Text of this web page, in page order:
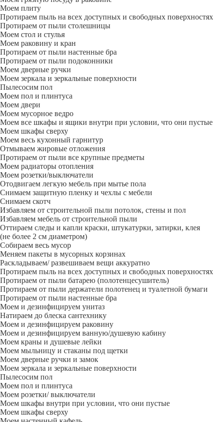
Моем плиту
Протираем пыль на всех доступных и свободных поверхностях
Протираем от пыли столешницы
Моем стол и стулья
Моем раковину и кран
Протираем от пыли настенные бра
Протираем от пыли подоконники
Моем дверные ручки
Моем зеркала и зеркальные поверхности
Пылесосим пол
Моем пол и плинтуса
Моем двери
Моем мусорное ведро
Моем все шкафы и ящики внутри при условии, что они пустые
Моем шкафы сверху
Моем весь кухонный гарнитур
Отмываем жировые отложения
Протираем от пыли все крупные предметы
Моем радиаторы отопления
Моем розетки/выключатели
Отодвигаем легкую мебель при мытье пола
Снимаем защитную пленку и чехлы с мебели
Снимаем скотч
Избавляем от строительной пыли потолок, стены и пол
Избавляем мебель от строительной пыли
Оттираем следы и капли краски, штукатурки, затирки, клея
(не более 2 см диаметром)
Собираем весь мусор
Меняем пакеты в мусорных корзинах
Раскладываем/ развешиваем вещи аккуратно
Протираем пыль на всех доступных и свободных поверхностях
Протираем от пыли батарею (полотенцесушитель)
Протираем от пыли держатели полотенец и туалетной бумаги
Протираем от пыли настенные бра
Моем и дезинфицируем унитаз
Натираем до блеска сантехнику
Моем и дезинфицируем раковину
Моем и дезинфицируем ванную/душевую кабину
Моем краны и душевые лейки
Моем мыльницу и стаканы под щетки
Моем дверные ручки и замок
Моем зеркала и зеркальные поверхности
Пылесосим пол
Моем пол и плинтуса
Моем розетки/ выключатели
Моем шкафы внутри при условии, что они пустые
Моем шкафы сверху